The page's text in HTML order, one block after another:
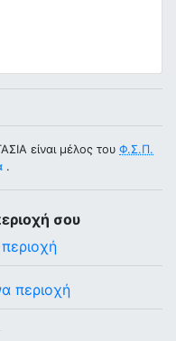
είναι μέλος του Φ.Σ.Π.
.
σου
περιοχή